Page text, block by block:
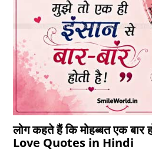
लोग कहते हैं कि मोहब्‍बत एक
Love Quotes in Hindi